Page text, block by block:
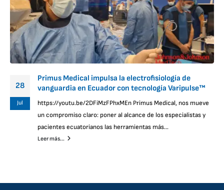
28
Jul
Primus Medical impulsa la electrofisiología de
vanguardia en Ecuador con tecnología Varipulse™
https://youtu.be/2DFiMzFPhxMEn Primus Medical, nos mueve
un compromiso claro: poner al alcance de los especialistas y
pacientes ecuatorianos las herramientas más...
Leer más...